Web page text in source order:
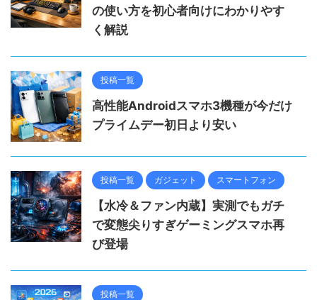
の使い方を初心者向けにわかりやす
く解説
投稿一覧
高性能Androidスマホ3機種が今だけ
プライムデー初日より安い
投稿一覧 ガジェット スマートフォン
【水冷＆ファン内蔵】実測でもガチ
で変態尖りすぎゲーミングスマホ再
び登場
投稿一覧